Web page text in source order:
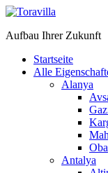
Aufbau Ihrer Zukunft
Startseite
Alle
Alanya
Oba
Antalya